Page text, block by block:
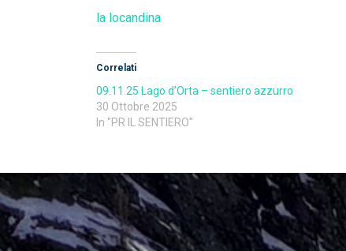
la locandina
Correlati
09.11.25 Lago d’Orta – sentiero azzurro
30 Ottobre 2025
In "PR IL SENTIERO"